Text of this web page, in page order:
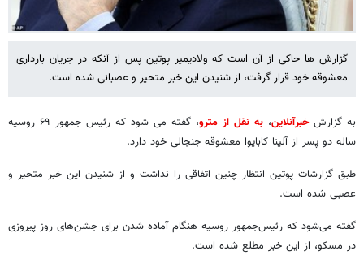
گزارش ها حاکی از آن است که ولادیمیر پوتین پس از آنکه در جریان بارداری
معشوقه خود قرار گرفت، از شنیدن این خبر متحیر و عصبانی شده است.
به گزارشخبرآنلاین، به نقل از مترو
، گفته می شود که رئیس جمهور ۶۹ روسیه
ساله دو پسر از آلینا کابایوا معشوقه جنجالی خود دارد.
طبق گزارشات پوتین انتظار چنین اتفاقی را نداشت و از شنیدن این خبر متحیر و
عصبی شده است.
گفته می‌شود که رئیس‌جمهور روسیه هنگام آماده شدن برای جشن‌های روز پیروزی
در مسکو، از این خبر مطلع شده است.